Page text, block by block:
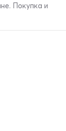
Покупка и